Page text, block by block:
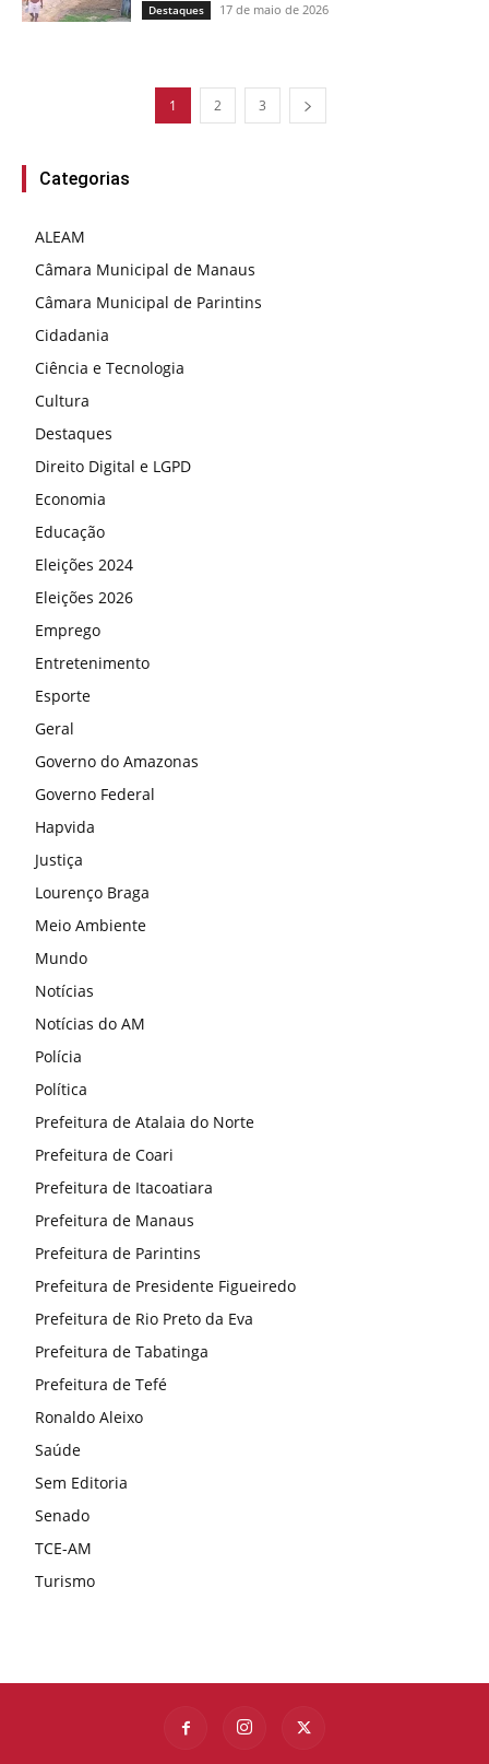
Destaques 17 de maio de 2026
1 2 3
Categorias
ALEAM
Câmara Municipal de Manaus
Câmara Municipal de Parintins
Cidadania
Ciência e Tecnologia
Cultura
Destaques
Direito Digital e LGPD
Economia
Educação
Eleições 2024
Eleições 2026
Emprego
Entretenimento
Esporte
Geral
Governo do Amazonas
Governo Federal
Hapvida
Justiça
Lourenço Braga
Meio Ambiente
Mundo
Notícias
Notícias do AM
Polícia
Política
Prefeitura de Atalaia do Norte
Prefeitura de Coari
Prefeitura de Itacoatiara
Prefeitura de Manaus
Prefeitura de Parintins
Prefeitura de Presidente Figueiredo
Prefeitura de Rio Preto da Eva
Prefeitura de Tabatinga
Prefeitura de Tefé
Ronaldo Aleixo
Saúde
Sem Editoria
Senado
TCE-AM
Turismo